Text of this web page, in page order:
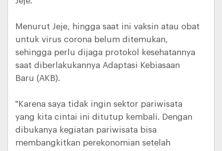
Menurut Jeje, hingga saat ini vaksin atau obat
untuk virus corona belum ditemukan,
sehingga perlu dijaga protokol kesehatannya
saat diberlakukannya Adaptasi Kebiasaan
Baru (AKB).
"Karena saya tidak ingin sektor pariwisata
yang kita cintai ini ditutup kembali. Dengan
dibukanya kegiatan pariwisata bisa
membangkitkan perekonomian setelah